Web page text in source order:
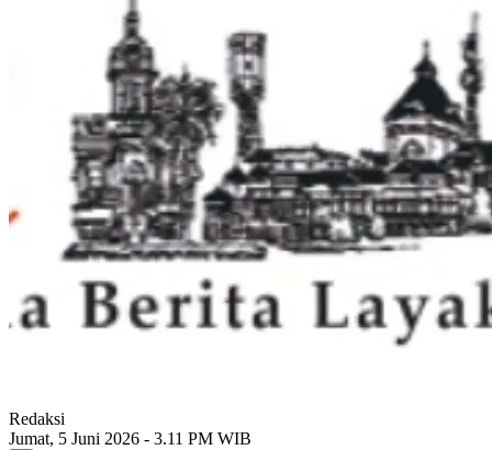
Redaksi
Jumat, 5 Juni 2026 - 3.11 PM WIB